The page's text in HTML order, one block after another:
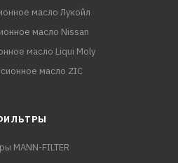
масло Лукойл
масло Nissan
масло Liqui Moly
масло ZIC
MANN-FILTER